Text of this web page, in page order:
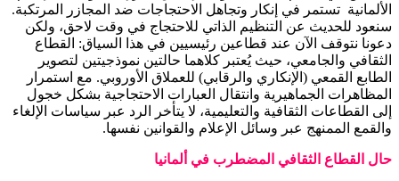
الألمانية تستمر في إنكار وتجاهل الاحتجاجات ضد المجازر المرتكبة.
سنعود للحديث عن التنظيم الذاتي للاحتجاج في وقت لاحق، ولكن
دعونا نتوقف الآن عند قطاعين رئيسيين في هذا السياق: القطاع
الثقافي والجامعي، حيث يُعتبر كلاهما حالتين نموذجيتين لتصوير
الطابع القمعي (الإنكاري والرقابي) للعملاق الأوروبي. مع استمرار
المظاهرات الجماهيرية وانتقال العبارات الاحتجاجية بشكل خجول
إلى القطاعات الثقافية والتعليمية، لا يتأخر الرد عبر سياسات الإلغاء
والقمع الممنهج عبر وسائل الإعلام والقوانين نفسها.
حال القطاع الثقافي المضطرب في ألمانيا